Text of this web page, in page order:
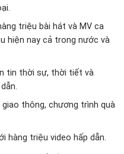
triệu bài hát và MV ca
hiện nay cả trong nước và
tin thời sự, thời tiết và
thông, chương trình quà
hàng triệu video hấp dẫn.